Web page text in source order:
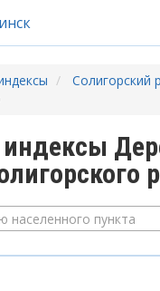
Солигорский
населенного пункта